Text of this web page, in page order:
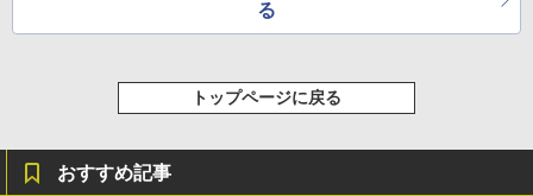
る
トップページに戻る
おすすめ記事